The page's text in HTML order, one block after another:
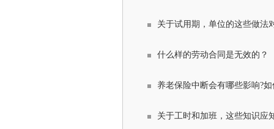
关于试用期，单位的这些做法
什么样的劳动合同是无效的？
养老保险中断会有哪些影响?如
关于工时和加班，这些知识应